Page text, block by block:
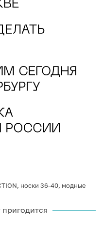
, носки 36-40, модные